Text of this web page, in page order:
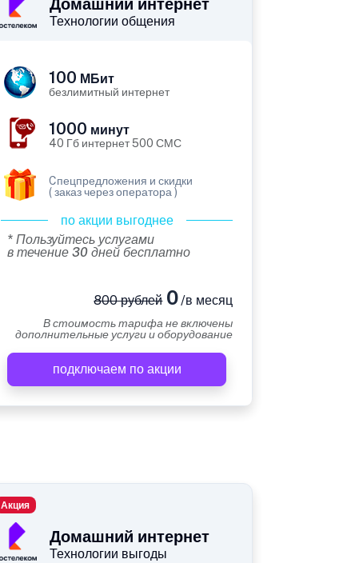
Домашний интернет
Технологии общения
100 МБит
безлимитный интернет
1000 минут
40 Гб интернет 500 СМС
Cпецпредложения и скидки
( заказ через оператора )
по акции выгоднее
* Пользуйтесь услугами
в течение 30 дней бесплатно
800 рублей0/в месяц
В стоимость тарифа не включены
дополнительные услуги и оборудование
подключаем по акции
Домашний интернет
Технологии выгоды
Акция